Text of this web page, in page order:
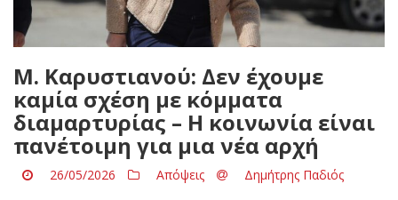
Μ. Καρυστιανού: Δεν έχουμε
καμία σχέση με κόμματα
διαμαρτυρίας – Η κοινωνία είναι
πανέτοιμη για μια νέα αρχή
26/05/2026 Απόψεις Δημήτρης Παδιός